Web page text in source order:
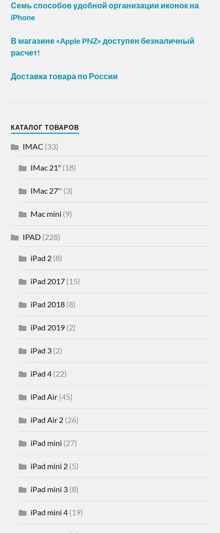
Семь способов удобной организации иконок на
iPhone
В магазине «Apple PNZ» доступен безналичный
расчет!
Доставка товара по России
КАТАЛОГ ТОВАРОВ
IMAC (33)
IMac 21" (18)
IMac 27'' (3)
Mac mini (9)
IPAD (228)
iPad 2 (8)
iPad 2017 (15)
iPad 2018 (8)
iPad 2019 (2)
iPad 3 (2)
iPad 4 (22)
iPad Air (45)
iPad Air 2 (26)
iPad mini (27)
iPad mini 2 (5)
iPad mini 3 (8)
iPad mini 4 (19)